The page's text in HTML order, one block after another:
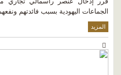
الجماعات اليهودية بسبب فائدتهم
المزيد